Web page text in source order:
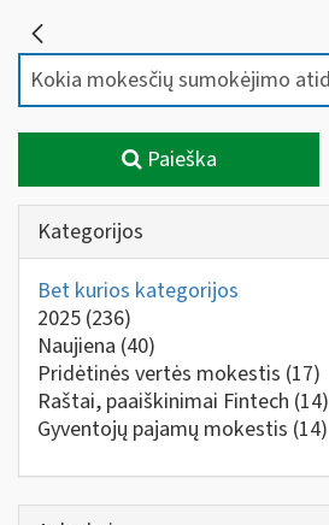
Paieška
Kategorijos
Bet kurios kategorijos
2025 (236)
Naujiena (40)
Pridėtinės vertės mokestis (17)
Raštai, paaiškinimai Fintech (14)
Gyventojų pajamų mokestis (14)